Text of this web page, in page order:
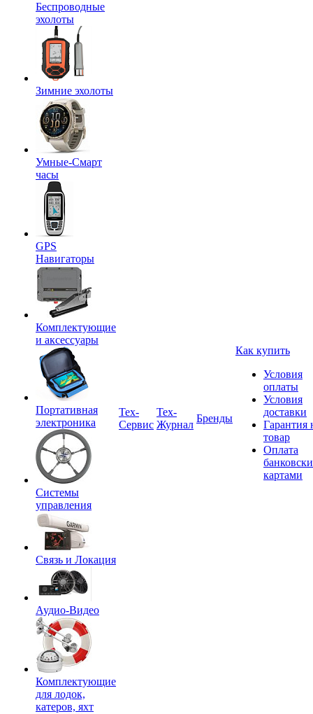
Беспроводные
эхолоты
Зимние эхолоты
Умные-Смарт
часы
GPS
Навигаторы
Комплектующие
и аксессуары
Портативная
электроника
Системы
управления
Связь и Локация
Аудио-Видео
Комплектующие
для лодок,
катеров, яхт
Tex-
Сервис
Тех-
Журнал
Бренды
Как купить
Условия
оплаты
Условия
доставки
Гарантия
товар
Оплата
картами